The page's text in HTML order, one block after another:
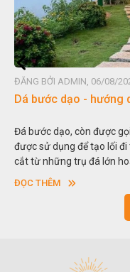
ĐĂNG BỞI ADMIN, 06/08/
Đá non bộ - cách lựa
Hòn non bộ được biết đến
thu nhỏ, đưa mô hình
trong các vườn cảnh. Hay
sơn”. Nghệ thuật hòn
ngoạn và phong thủy
ĐỌC THÊM